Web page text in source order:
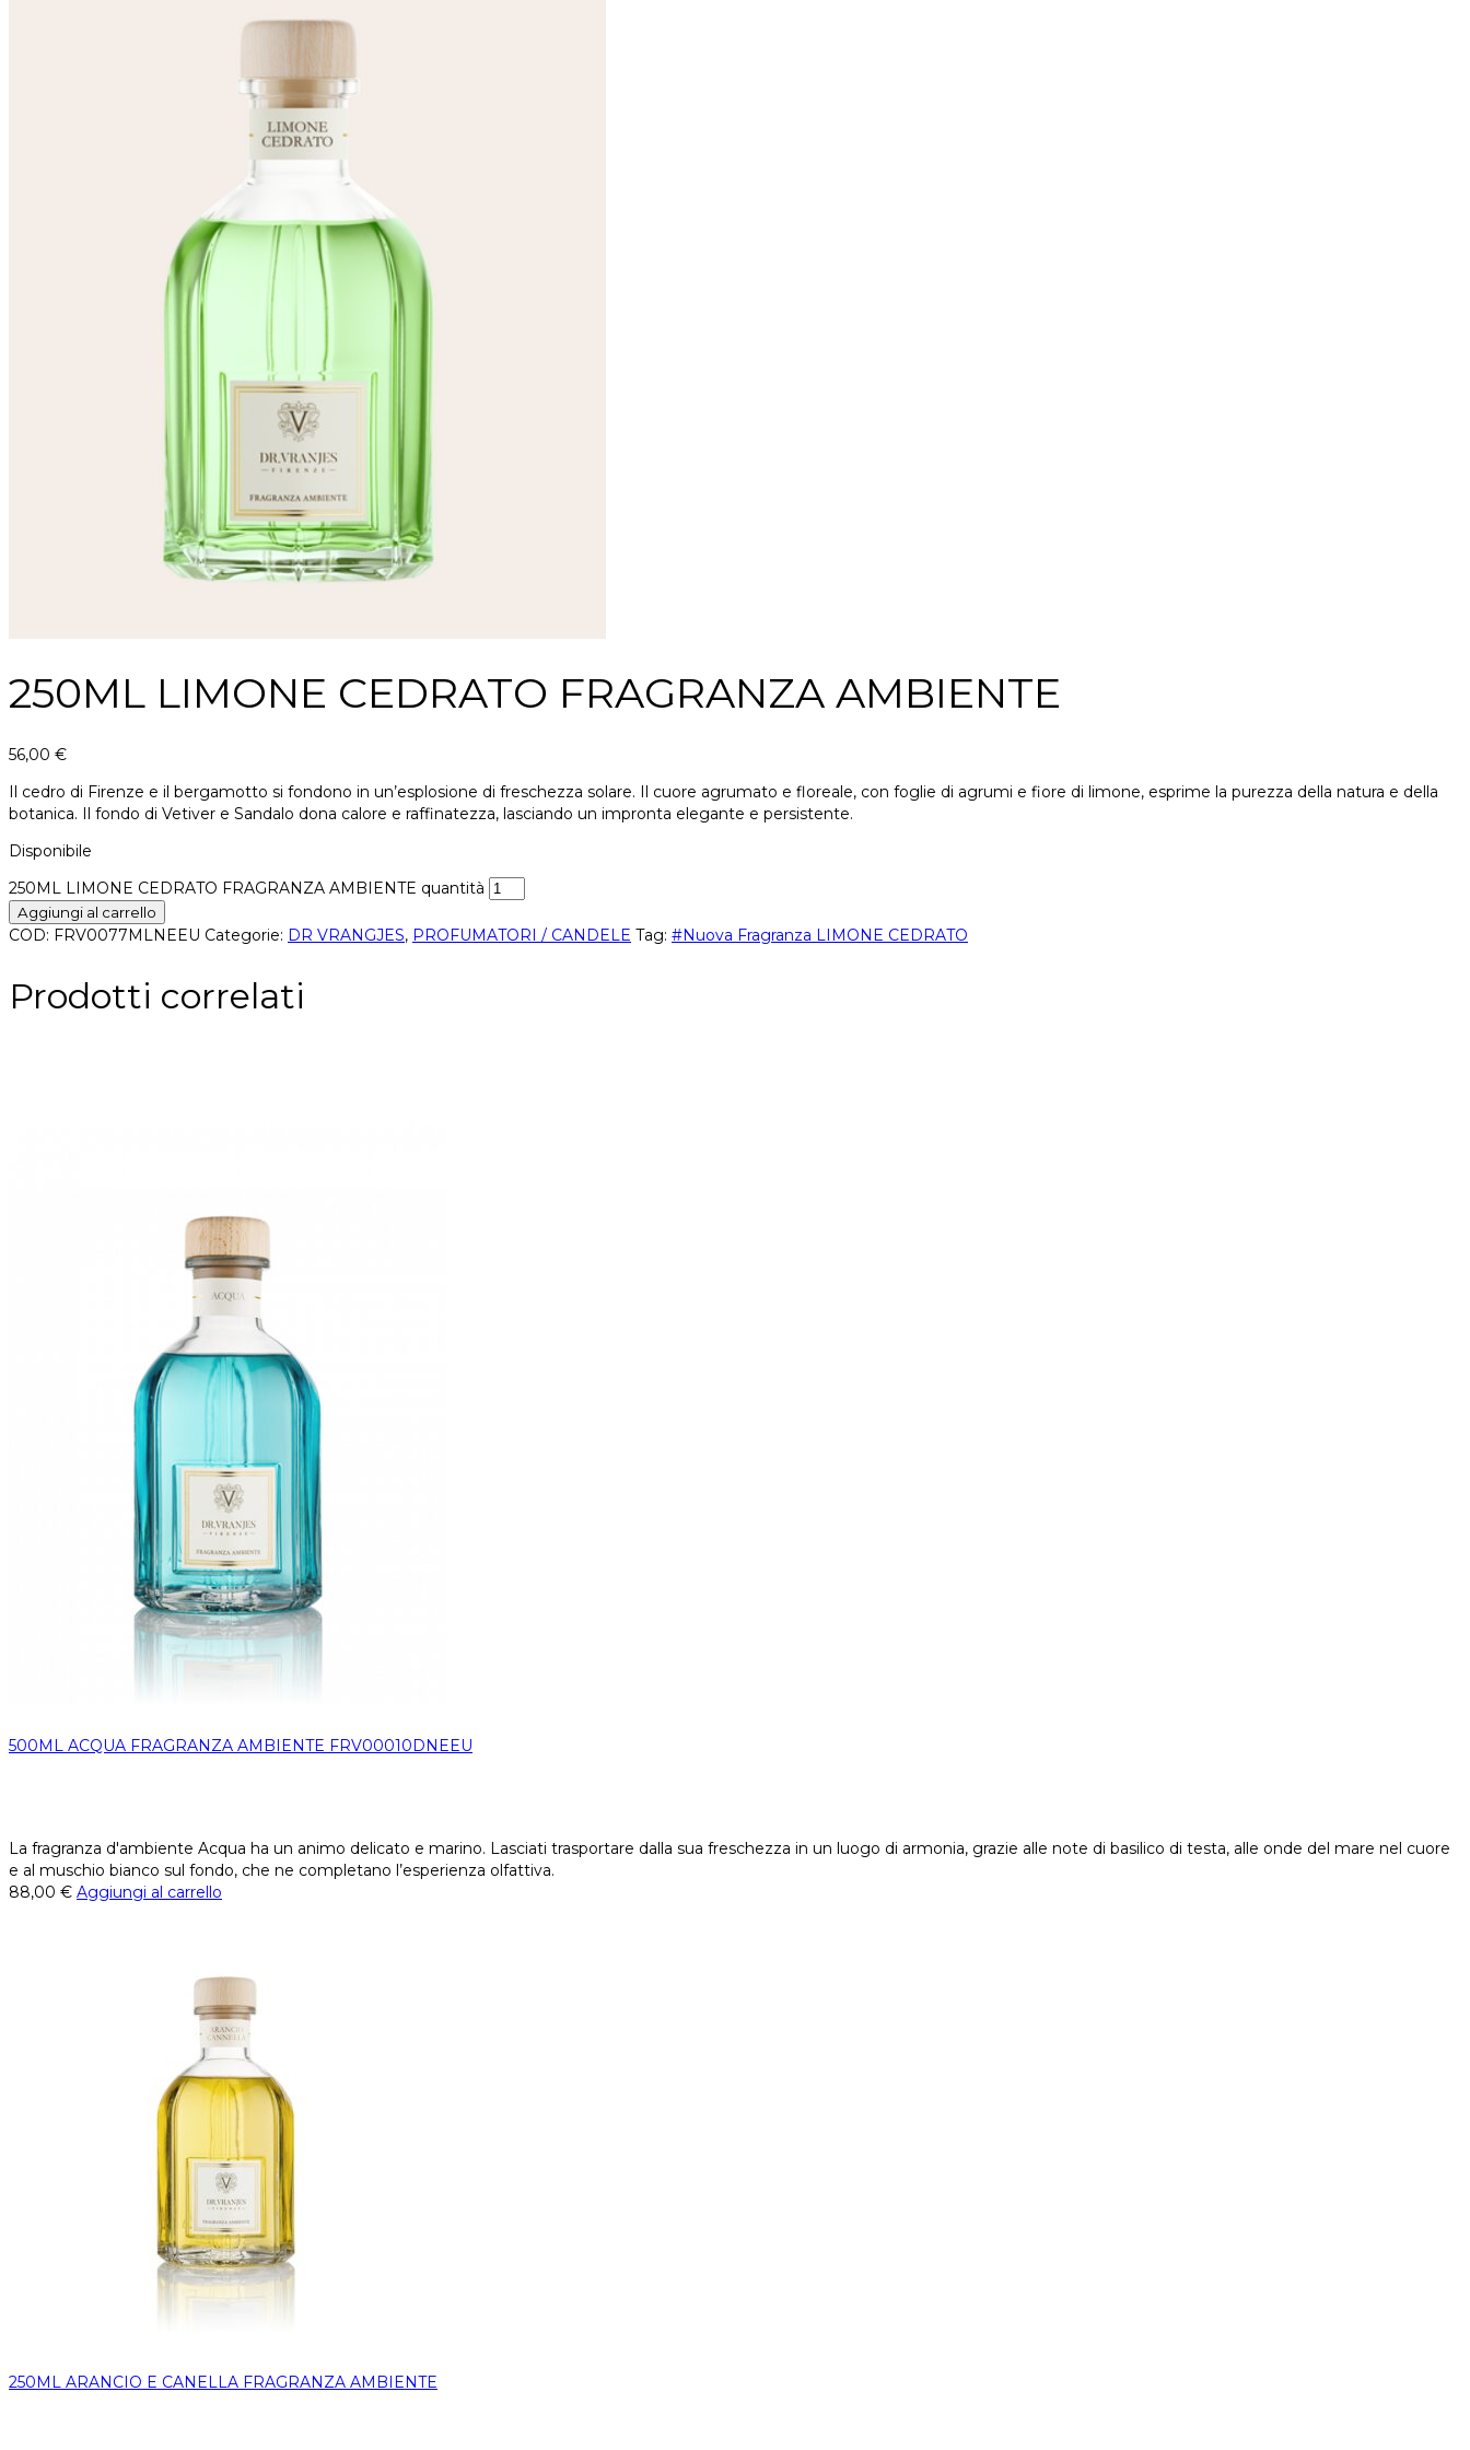
250ML LIMONE CEDRATO FRAGRANZA AMBIENTE
56,00 €
Il cedro di Firenze e il bergamotto si fondono in un’esplosione di freschezza solare. Il cuore agrumato e floreale, con foglie di agrumi e fiore di limone, esprime la purezza della natura e della
botanica. Il fondo di Vetiver e Sandalo dona calore e raffinatezza, lasciando un impronta elegante e persistente.
Disponibile
250ML LIMONE CEDRATO FRAGRANZA AMBIENTE quantità
Aggiungi al carrello
COD: FRV0077MLNEEU Categorie: DR VRANGJES, PROFUMATORI / CANDELE Tag: #Nuova Fragranza LIMONE CEDRATO
Prodotti correlati
500ML ACQUA FRAGRANZA AMBIENTE FRV00010DNEEU
La fragranza d'ambiente Acqua ha un animo delicato e marino. Lasciati trasportare dalla sua freschezza in un luogo di armonia, grazie alle note di basilico di testa, alle onde del mare nel cuore
e al muschio bianco sul fondo, che ne completano l’esperienza olfattiva.
88,00 € Aggiungi al carrello
250ML ARANCIO E CANELLA FRAGRANZA AMBIENTE